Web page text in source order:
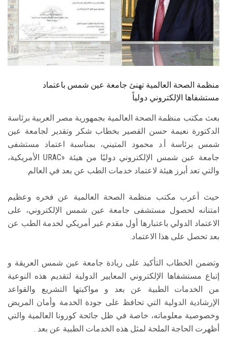
الخريجين
الموظفون
منظمة الصحة العالمية تهنئ جامعة عين شمس باعتماد
مستشفاها الإلكتروني دولياً
بعث مكتب منظمة الصحة العالمية بجمهورية مصر العربية برئاسة
الدكتورة نعيمة حسن القصير بخطاب شكر وتقدير لجامعة عين
شمس برئاسة أ.د محمود المتيني، بمناسبة اعتماد مستشفى
جامعة عين شمس الإلكتروني دوليًا من هيئة «URAC الأمريكية،
والتي تعد أبرز هيئة لاعتماد خدمات الطب عن بعد في العالم.
حيث أعرب مكتب منظمة الصحة العالمية عن فخره وعظيم
امتنانه لحصول مستشفى جامعة عين شمس الإلكتروني، على
الاعتماد الدولي باعتبارها أول مقدم غير أمريكي لخدمة الطب عن
بعد تحصل على هذا الاعتماد.
وتضمن الخطاب التأكيد على ريادة جامعة عين شمس العريقة و
إتباع مستشفاها الإلكتروني المعايير الدولية لتقديم هذه النوعية
من الخدمات الطبية عن بعد و مواكبتها التشريع والقواعد
الإرشادية الدولية التي تحافظ على جودة الخدمة وأمان المريض
وخصوصية معلوماته، خاصة في ظل جائحة كورونا العالمية والتي
أظهرت الحاجة الملحة لمثل هذه الخدمات الطبية عن بعد .